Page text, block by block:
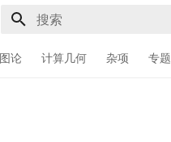
图论 计算几何 杂项 专题